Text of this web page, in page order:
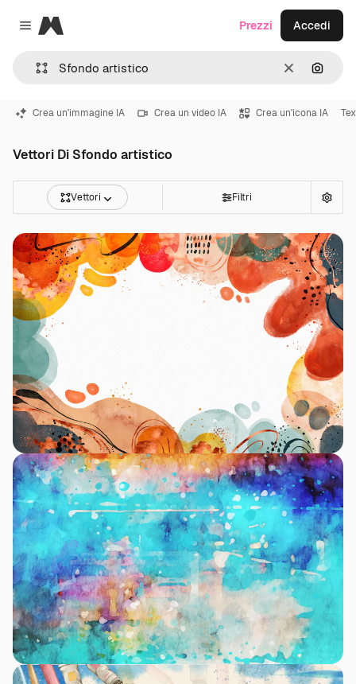
Close menu
Magnific
CancellaCerca
Prezzi Accedi
Crea un'immagine IA Crea un video IA Crea un'icona IA
Vettori Di Sfondo artistico
Vettori Filtri